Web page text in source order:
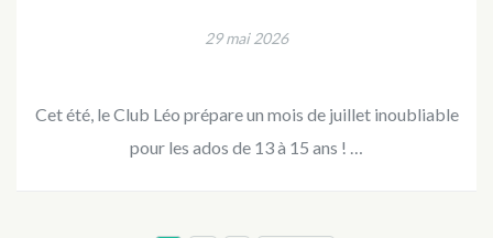
29 mai 2026
Cet été, le Club Léo prépare un mois de juillet inoubliable
pour les ados de 13 à 15 ans ! …